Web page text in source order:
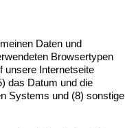
Daten und
Browsertypen
unsere Internetseite
das Datum und die
Systems und (8) sonstige